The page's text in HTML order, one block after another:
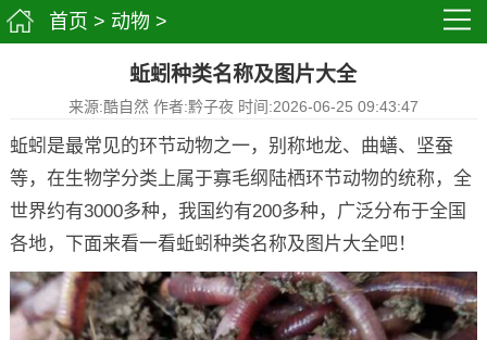
首页 > 动物 >
蚯蚓种类名称及图片大全
来源:酷自然 作者:黔子夜 时间:2026-06-25 09:43:47
蚯蚓是最常见的环节动物之一，别称地龙、曲蟮、坚蚕
等，在生物学分类上属于寡毛纲陆栖环节动物的统称，全
世界约有3000多种，我国约有200多种，广泛分布于全国
各地，下面来看一看蚯蚓种类名称及图片大全吧！